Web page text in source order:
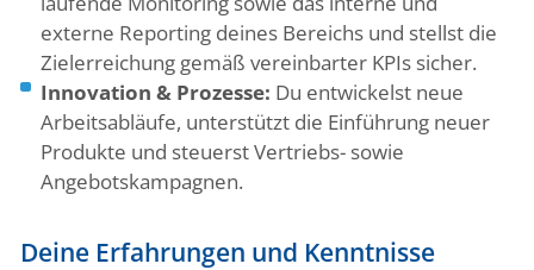
externe Reporting deines Bereichs und stellst die
Zielerreichung gemäß vereinbarter KPIs sicher.
Innovation & Prozesse: Du entwickelst neue
Arbeitsabläufe, unterstützt die Einführung neuer
Produkte und steuerst Vertriebs- sowie
Angebotskampagnen.
Deine Erfahrungen und Kenntnisse